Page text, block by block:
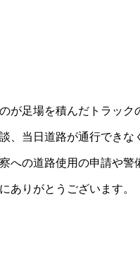
が足場を積んだトラック
、当日道路が通行でき
への道路使用の申請や
ありがとうございます。